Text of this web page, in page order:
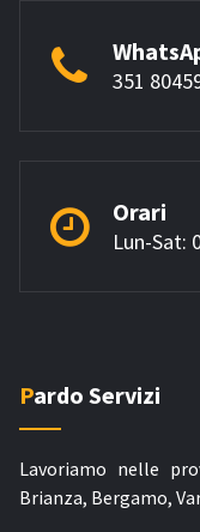
351
Orari
Lun-Sat:
Pardo Servizi
Lavoriamo nelle
Brianza, Bergamo,